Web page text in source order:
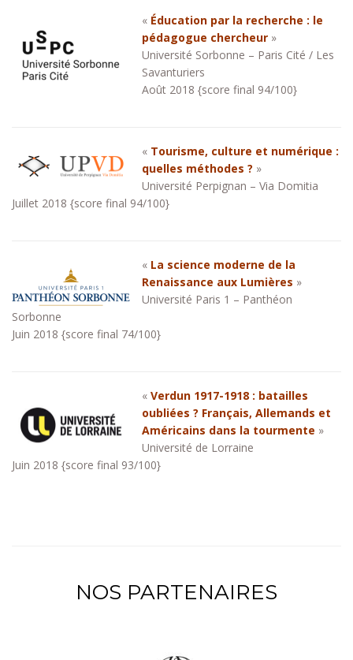
« Éducation par la recherche : le
pédagogue chercheur »
Université Sorbonne – Paris Cité / Les
Savanturiers
Août 2018 {score final 94/100}
« Tourisme, culture et numérique :
quelles méthodes ? »
Université Perpignan – Via Domitia
Juillet 2018 {score final 94/100}
« La science moderne de la
Renaissance aux Lumières »
Université Paris 1 – Panthéon
Sorbonne
Juin 2018 {score final 74/100}
« Verdun 1917-1918 : batailles
oubliées ? Français, Allemands et
Américains dans la tourmente »
Université de Lorraine
Juin 2018 {score final 93/100}
NOS PARTENAIRES